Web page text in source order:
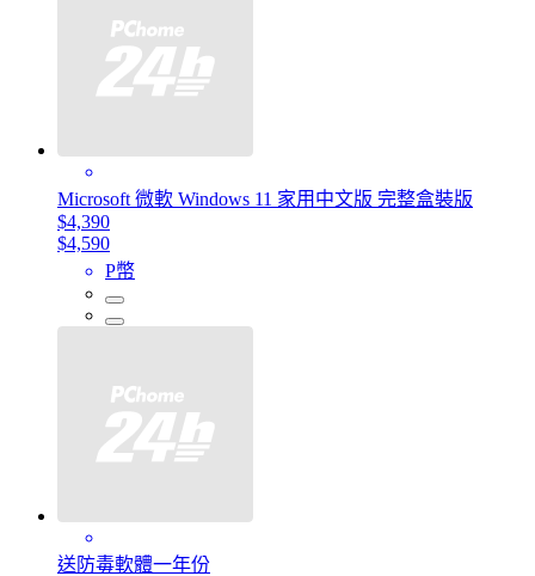
Microsoft 微軟 Windows 11 家用中文版 完整盒裝版
$4,390
$4,590
P幣
送防毒軟體一年份